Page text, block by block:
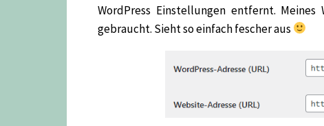
WordPress Einstellungen entfernt.
gebraucht. Sieht so einfach fescher aus